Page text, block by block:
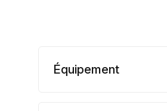
Équipement